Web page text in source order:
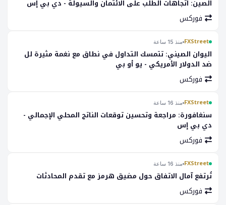
الصين: اتجاهات الطلب على الائتمان والسيولة - دي بي إس
فوركس
FXStreet منذ 15 ساعة
اليوان الصيني: تتمسك التداول في نطاق مع نغمة مثيرة لل
ضد الدولار الأمريكي - يو أو بي
فوركس
FXStreet منذ 16 ساعة
سنغافورة: مراجعة وتحسين توقعات الناتج المحلي الإجمالي -
دي بي إس
فوركس
FXStreet منذ 16 ساعة
تُرتفع آمال الاتفاق حول مضيق هرمز مع تقدم المحادثات
فوركس